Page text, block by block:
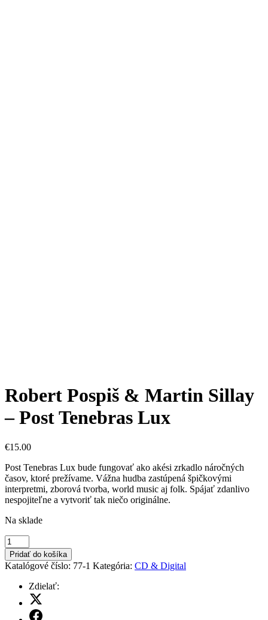
Robert Pospiš & Martin Sillay
– Post Tenebras Lux
€15.00
Post Tenebras Lux bude fungovať ako akési zrkadlo náročných
časov, ktoré prežívame. Vážna hudba zastúpená špičkovými
interpretmi, zborová tvorba, world music aj folk. Spájať zdanlivo
nespojiteľne a vytvoriť tak niečo originálne.
Na sklade
množstvo
Robert
Pospiš
&
Martin
Pridať do košíka
Katalógové číslo: 77-1 Kategória: CD & Digital
Zdielať: